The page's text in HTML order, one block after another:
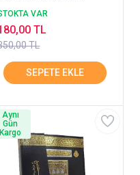
VAR
TL
TL
Aynı
Gün
Kargo